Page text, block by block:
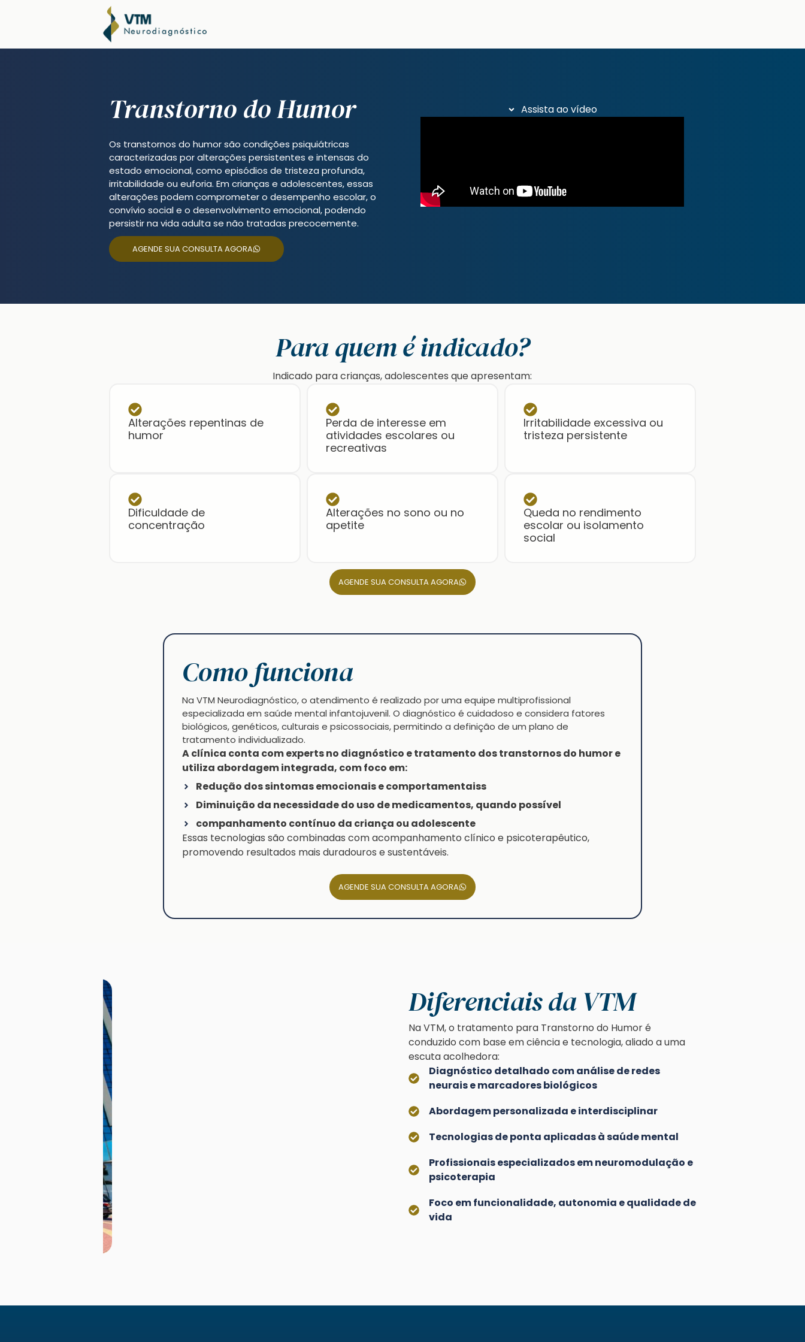
Transtorno do Humor
Os transtornos do humor são condições psiquiátricas
caracterizadas por alterações persistentes e intensas do
estado emocional, como episódios de tristeza profunda,
irritabilidade ou euforia. Em crianças e adolescentes, essas
alterações podem comprometer o desempenho escolar, o
convívio social e o desenvolvimento emocional, podendo
persistir na vida adulta se não tratadas precocemente.
AGENDE SUA CONSULTA AGORA
Assista ao vídeo
Para quem é indicado?
Indicado para crianças, adolescentes que apresentam:
Alterações repentinas de
humor
Perda de interesse em
atividades escolares ou
recreativas
Irritabilidade excessiva ou
tristeza persistente
Dificuldade de
concentração
Alterações no sono ou no
apetite
Queda no rendimento
escolar ou isolamento
social
AGENDE SUA CONSULTA AGORA
Como funciona
Na VTM Neurodiagnóstico, o atendimento é realizado por uma equipe multiprofissional
especializada em saúde mental infantojuvenil. O diagnóstico é cuidadoso e considera fatores
biológicos, genéticos, culturais e psicossociais, permitindo a definição de um plano de
tratamento individualizado.
A clínica conta com experts no diagnóstico e tratamento dos transtornos do humor e
utiliza abordagem integrada, com foco em:
Redução dos sintomas emocionais e comportamentaiss
Diminuição da necessidade do uso de medicamentos, quando possível
companhamento contínuo da criança ou adolescente
Essas tecnologias são combinadas com acompanhamento clínico e psicoterapêutico,
promovendo resultados mais duradouros e sustentáveis.
AGENDE SUA CONSULTA AGORA
Diferenciais da VTM
Na VTM, o tratamento para Transtorno do Humor é
conduzido com base em ciência e tecnologia, aliado a uma
escuta acolhedora:
Diagnóstico detalhado com análise de redes
neurais e marcadores biológicos
Abordagem personalizada e interdisciplinar
Tecnologias de ponta aplicadas à saúde mental
Profissionais especializados em neuromodulação e
psicoterapia
Foco em funcionalidade, autonomia e qualidade de
vida